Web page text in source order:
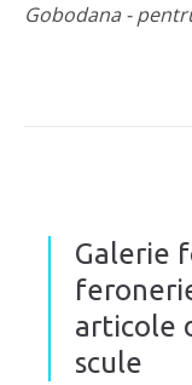
Gobodana -
Galerie
articole
scule